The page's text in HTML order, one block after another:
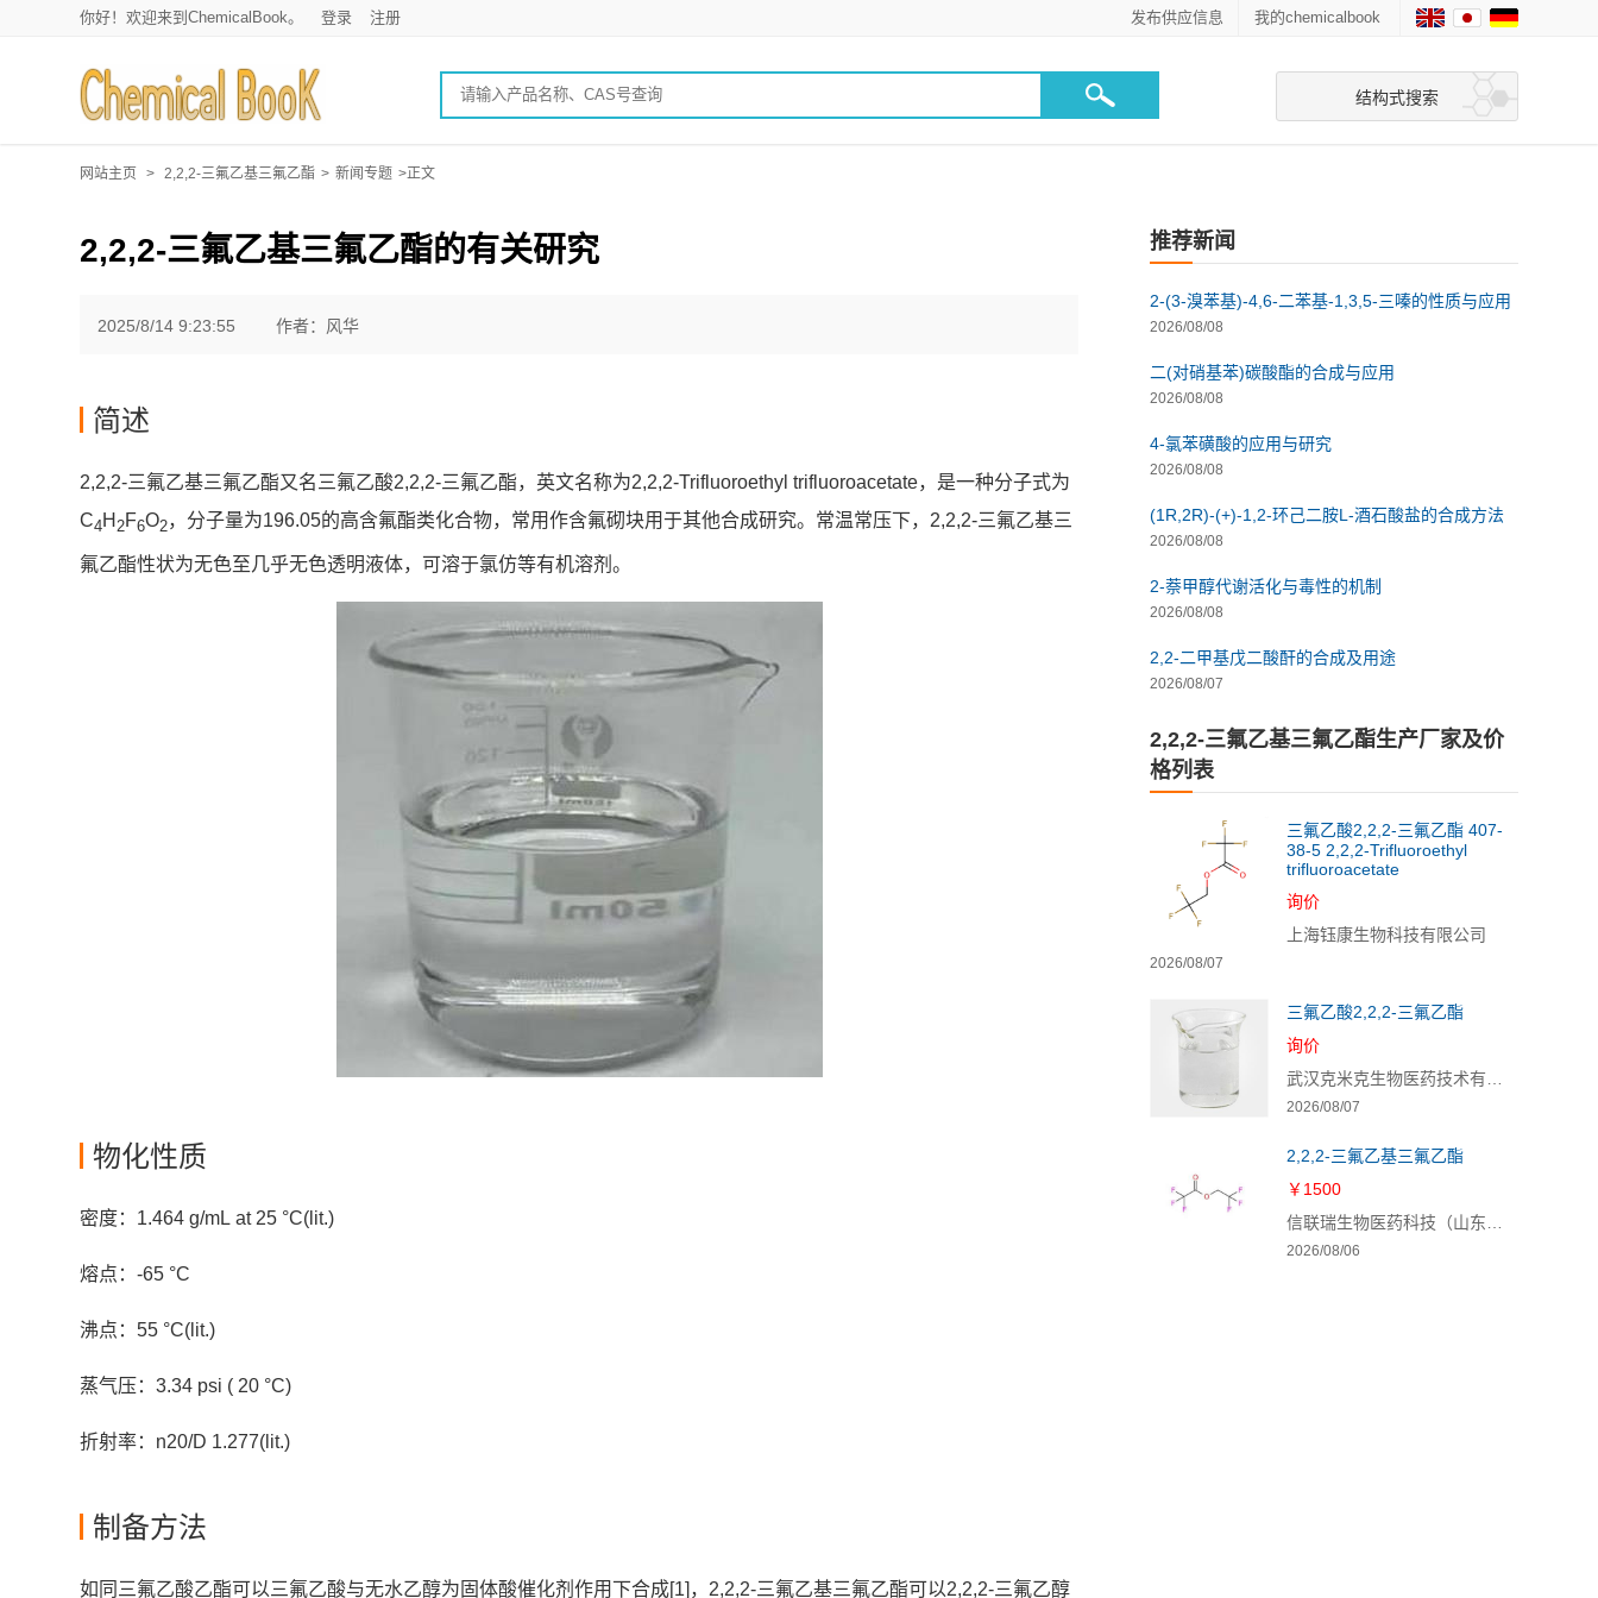
你好！欢迎来到ChemicalBook。 登录 注册 我的chemicalbook
发布供应信息
结构式搜索
网站主页 > 2,2,2-三氟乙基三氟乙酯 > 新闻专题 >正文
2,2,2-三氟乙基三氟乙酯的有关研究
2025/8/14 9:23:55 作者：风华
简述
2,2,2-三氟乙基三氟乙酯又名三氟乙酸2,2,2-三氟乙酯，英文名称为2,2,2-Trifluoroethyl trifluoroacetate，是一种分子式为
C4H 2F6O2，分子量为196.05的高含氟酯类化合物，常用作含氟砌块用于其他合成研究。常温常压下，2,2,2-三氟乙基三
氟乙酯性状为无色至几乎无色透明液体，可溶于氯仿等有机溶剂。
物化性质
密度：1.464 g/mL at 25 °C(lit.)
熔点：-65 °C
沸点：55 °C(lit.)
蒸气压：3.34 psi ( 20 °C)
折射率：n20/D 1.277(lit.)
制备方法
如同三氟乙酸乙酯可以三氟乙酸与无水乙醇为固体酸催化剂作用下合成[1]，2,2,2-三氟乙基三氟乙酯可以2,2,2-三氟乙醇
推荐新闻
2-(3-溴苯基)-4,6-二苯基-1,3,5-三嗪的性质与应用
2026/08/08
二(对硝基苯)碳酸酯的合成与应用
2026/08/08
4-氯苯磺酸的应用与研究
2026/08/08
(1R,2R)-(+)-1,2-环己二胺L-酒石酸盐的合成方法
2026/08/08
2-萘甲醇代谢活化与毒性的机制
2026/08/08
2,2-二甲基戊二酸酐的合成及用途
2026/08/07
2,2,2-三氟乙基三氟乙酯生产厂家及价
格列表
三氟乙酸2,2,2-三氟乙酯 407-
38-5 2,2,2-Trifluoroethyl
trifluoroacetate
询价
上海钰康生物科技有限公司
2026/08/07
三氟乙酸2,2,2-三氟乙酯
询价
2026/08/07
2,2,2-三氟乙基三氟乙酯
￥1500
2026/08/06